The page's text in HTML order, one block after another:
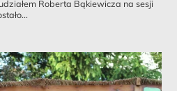
Roberta Bąkiewicza na sesji